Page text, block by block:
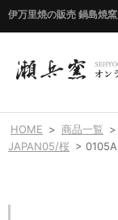
伊万里焼の販売 鍋島焼
ホーム
HOME
HOME > 商品一覧 >
JAPAN05/桜 > 0105A